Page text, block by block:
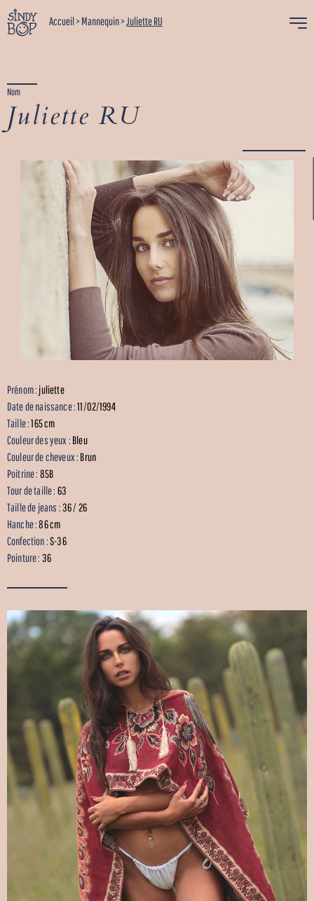
Accueil>Mannequin>Juliette RU
Nom
Juliette RU
Prénom : juliette
Date de naissance :11/02/1994
Taille :165 cm
Couleur des yeux : Bleu
Couleur de cheveux : Brun
Poitrine : 85B
Tour de taille : 63
Taille de jeans :36 / 26
Hanche :86 cm
Confection :S-36
Pointure : 36